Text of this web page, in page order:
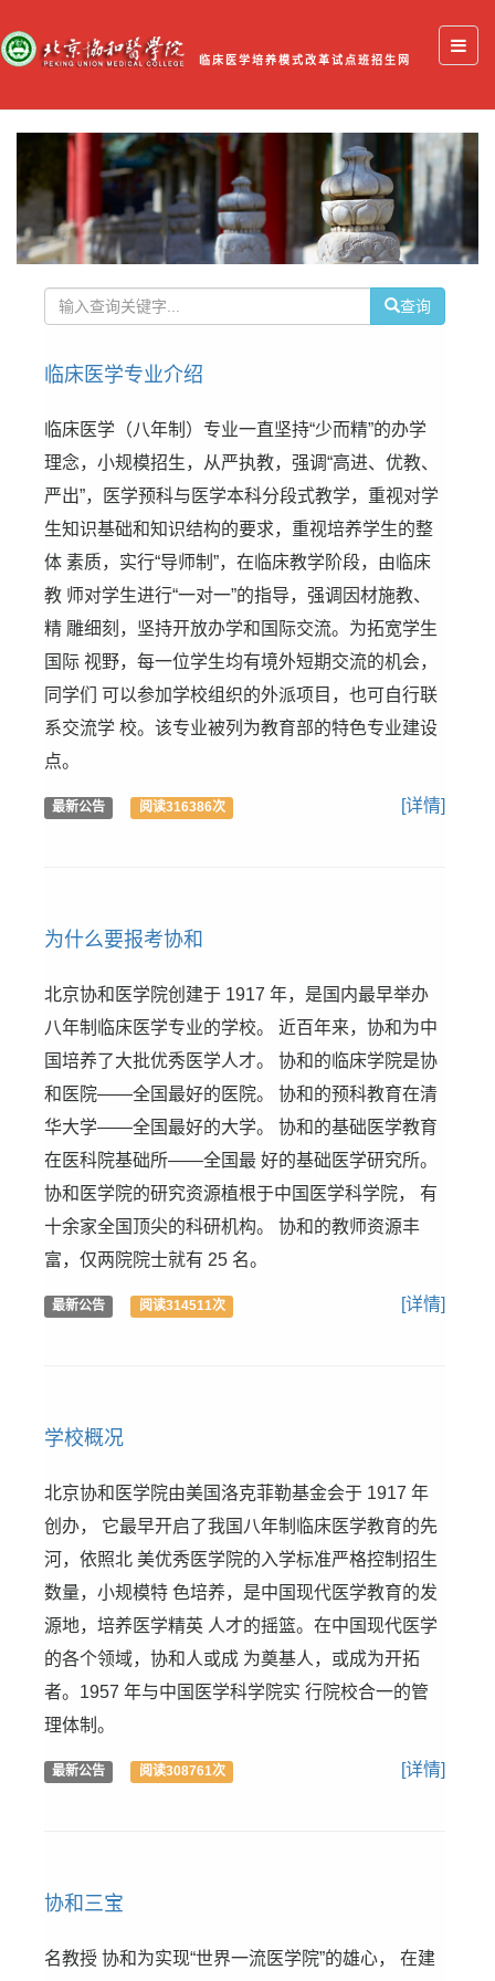
临床医学培养模式改革试点班招生网
查询
临床医学专业介绍
临床医学（八年制）专业一直坚持“少而精”的办学
理念，小规模招生，从严执教，强调“高进、优教、
严出”，医学预科与医学本科分段式教学，重视对学
生知识基础和知识结构的要求，重视培养学生的整
体 素质，实行“导师制”，在临床教学阶段，由临床
教 师对学生进行“一对一”的指导，强调因材施教、
精 雕细刻，坚持开放办学和国际交流。为拓宽学生
国际 视野，每一位学生均有境外短期交流的机会，
同学们 可以参加学校组织的外派项目，也可自行联
系交流学 校。该专业被列为教育部的特色专业建设
点。
最新公告 阅读316386次 [详情]
为什么要报考协和
北京协和医学院创建于 1917 年，是国内最早举办
八年制临床医学专业的学校。 近百年来，协和为中
国培养了大批优秀医学人才。 协和的临床学院是协
和医院——全国最好的医院。 协和的预科教育在清
华大学——全国最好的大学。 协和的基础医学教育
在医科院基础所——全国最 好的基础医学研究所。
协和医学院的研究资源植根于中国医学科学院， 有
十余家全国顶尖的科研机构。 协和的教师资源丰
富，仅两院院士就有 25 名。
最新公告 阅读314511次 [详情]
学校概况
北京协和医学院由美国洛克菲勒基金会于 1917 年
创办， 它最早开启了我国八年制临床医学教育的先
河，依照北 美优秀医学院的入学标准严格控制招生
数量，小规模特 色培养，是中国现代医学教育的发
源地，培养医学精英 人才的摇篮。在中国现代医学
的各个领域，协和人或成 为奠基人，或成为开拓
者。1957 年与中国医学科学院实 行院校合一的管
理体制。
最新公告 阅读308761次 [详情]
协和三宝
名教授 协和为实现“世界一流医学院”的雄心， 在建